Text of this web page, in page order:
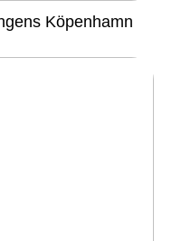
Köpenhamn